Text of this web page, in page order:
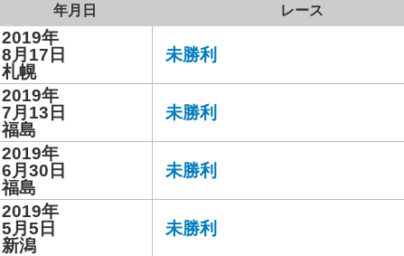
年月日 レース
2019年
8月17日
札幌
未勝利
2019年
7月13日
福島
未勝利
2019年
6月30日
福島
未勝利
2019年
5月5日
新潟
未勝利